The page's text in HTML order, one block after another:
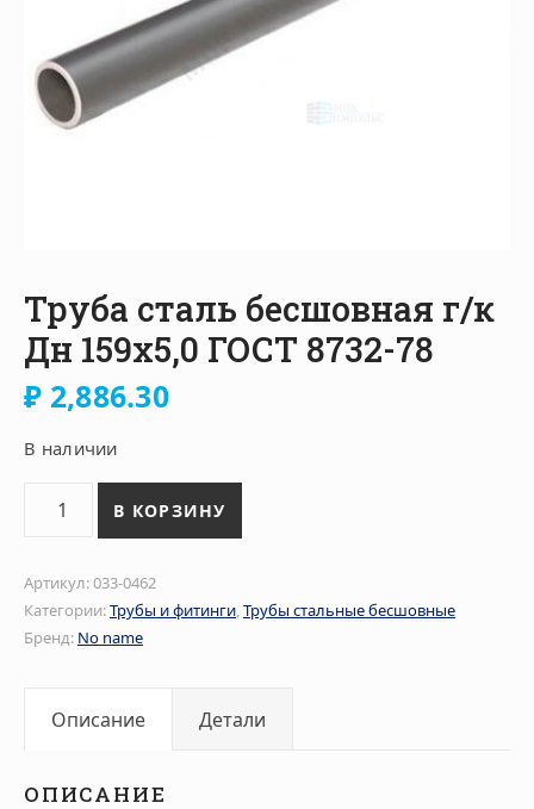
Труба сталь бесшовная г/к
Дн 159х5,0 ГОСТ 8732-78
₽ 2,886.30
В наличии
В КОРЗИНУ
Артикул:033-0462
Категории:Трубы и фитинги,Трубы стальные бесшовные
Бренд: No name
Описание Детали
ОПИСАНИЕ